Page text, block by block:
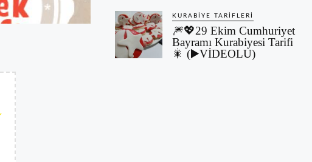
KURABIYE TARIFLERI
🎆💖29 Ekim Cumhuriyet
Bayramı Kurabiyesi Tarifi
🎇 (▶️VİDEOLU)